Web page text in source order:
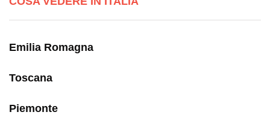
Emilia Romagna
Toscana
Piemonte